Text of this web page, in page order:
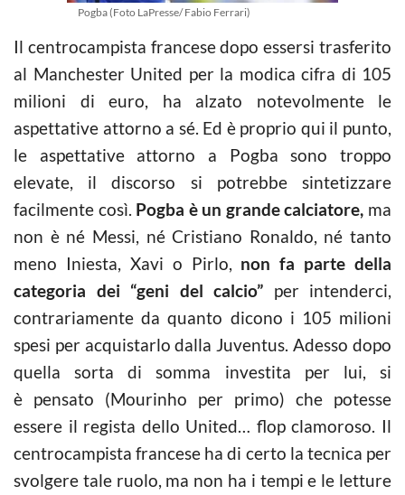
Pogba (Foto LaPresse/ Fabio Ferrari)
Il centrocampista francese dopo essersi trasferito
al Manchester United per la modica cifra di 105
milioni di euro, ha alzato notevolmente le
aspettative attorno a sé. Ed è proprio qui il punto,
le aspettative attorno a Pogba sono troppo
elevate, il discorso si potrebbe sintetizzare
facilmente così. Pogba è un grande calciatore, ma
non è né Messi, né Cristiano Ronaldo, né tanto
meno Iniesta, Xavi o Pirlo, non fa parte della
categoria dei “geni del calcio” per intenderci,
contrariamente da quanto dicono i 105 milioni
spesi per acquistarlo dalla Juventus. Adesso dopo
quella sorta di somma investita per lui, si
è pensato (Mourinho per primo) che potesse
essere il regista dello United… flop clamoroso. Il
centrocampista francese ha di certo la tecnica per
svolgere tale ruolo, ma non ha i tempi e le letture